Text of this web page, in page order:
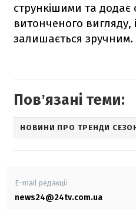
стрункішими та додає
витонченого вигляду,
залишається зручним.
Повʼязані теми:
НОВИНИ ПРО ТРЕНДИ
E-mail редакції
news24@24tv.com.ua